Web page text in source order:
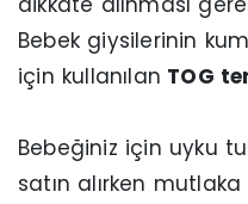
Bebek giysilerinin
için kullanılan TOG
Bebeğiniz için uyku
satın alırken